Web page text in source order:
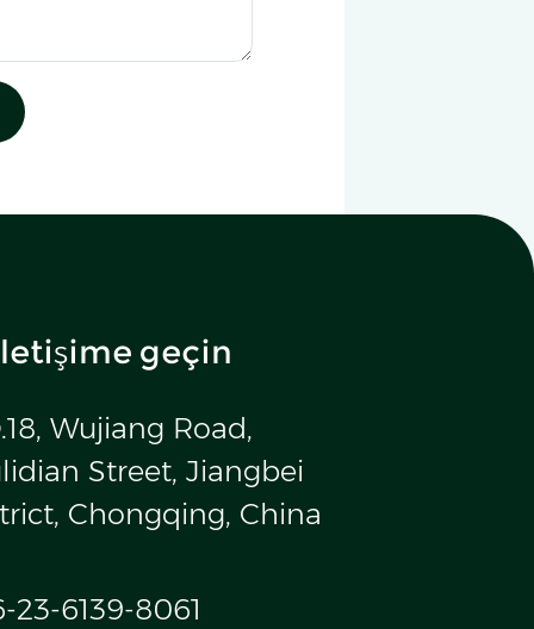
geçin
Wujiang Road,
Street, Jiangbei
Chongqing, China
23-6139-8061